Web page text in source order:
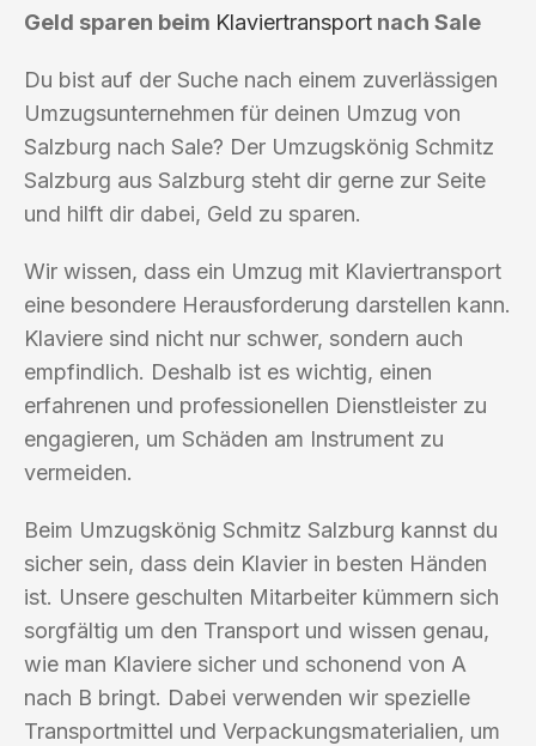
Geld sparen beim Klaviertransport nach Sale
Du bist auf der Suche nach einem zuverlässigen
Umzugsunternehmen für deinen Umzug von
Salzburg nach Sale? Der Umzugskönig Schmitz
Salzburg aus Salzburg steht dir gerne zur Seite
und hilft dir dabei, Geld zu sparen.
Wir wissen, dass ein Umzug mit Klaviertransport
eine besondere Herausforderung darstellen kann.
Klaviere sind nicht nur schwer, sondern auch
empfindlich. Deshalb ist es wichtig, einen
erfahrenen und professionellen Dienstleister zu
engagieren, um Schäden am Instrument zu
vermeiden.
Beim Umzugskönig Schmitz Salzburg kannst du
sicher sein, dass dein Klavier in besten Händen
ist. Unsere geschulten Mitarbeiter kümmern sich
sorgfältig um den Transport und wissen genau,
wie man Klaviere sicher und schonend von A
nach B bringt. Dabei verwenden wir spezielle
Transportmittel und Verpackungsmaterialien, um